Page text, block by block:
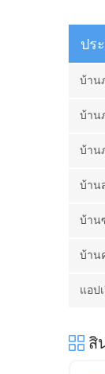
ปร
บ้าน
บ้าน
บ้าน
บ้าน
บ้าน
บ้าน
แอป
สิ